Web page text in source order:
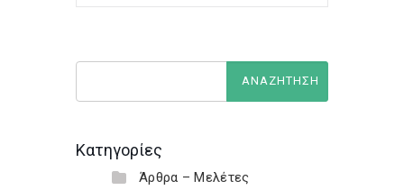
Κατηγορίες
Άρθρα – Μελέτες